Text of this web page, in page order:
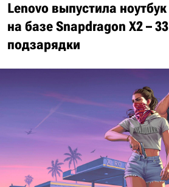
Lenovo выпустила
на базе Snapdragon X2 –
подзарядки